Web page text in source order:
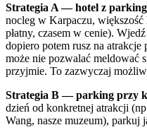
Strategia A — hotel z
nocleg w Karpaczu,
płatny, czasem w cenie).
dopiero potem rusz na
może nie pozwalać meldować
przyjmie. To zazwyczaj
Strategia B — parking przy
dzień od konkretnej atrakcji
Wang, nasze muzeum), parkuj